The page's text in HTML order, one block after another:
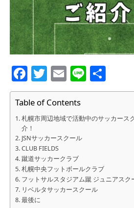
Facebook
Twitter
Email
Line
有
Table of Contents
札幌市周辺地域で活動中のサッカース
介！
JSNサッカースクール
CLUB FIELDS
蹴道サッカークラブ
札幌中央フットボールクラブ
フットサルスタジアム蹴 ジュニアスク
リベルタサッカースクール
最後に